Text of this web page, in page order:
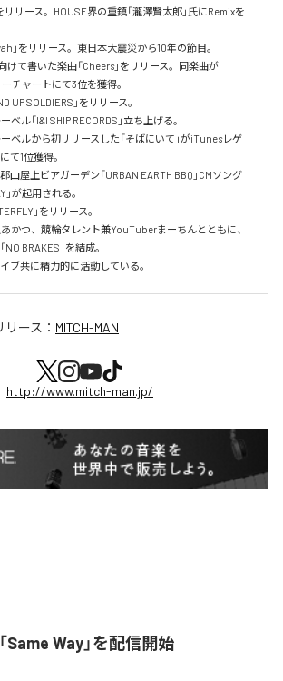
リリース。HOUSE界の重鎮「瀧澤賢太郎」氏にRemixを
」をリリース。東日本大震災から10年の節目。
けて書いた楽曲「Cheers」をリリース。同楽曲が
チャートにて3位を獲得。
UP SOLDIERS」をリリース。
ル「I&I SHIP RECORDS」立ち上げる。
ベルから初リリースした「そばにいて」がiTunesレゲ
て1位獲得。
山屋上ビアガーデン「URBAN EARTH BBQ」CMソング
」が起用される。
」をリリース。
かつ、競輪タレント兼YouTuberまーちんとともに、
BRAKES」を結成。
ブ共に精力的に活動している。
ース： MITCH-MAN
http://www.mitch-man.jp/
Same Way」を配信開始